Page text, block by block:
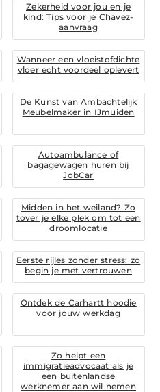
Zekerheid voor jou en je
kind: Tips voor je Chavez-
aanvraag
Wanneer een vloeistofdichte
vloer echt voordeel oplevert
De Kunst van Ambachtelijk
Meubelmaker in IJmuiden
Autoambulance of
bagagewagen huren bij
JobCar
Midden in het weiland? Zo
tover je elke plek om tot een
droomlocatie
Eerste rijles zonder stress: zo
begin je met vertrouwen
Ontdek de Carhartt hoodie
voor jouw werkdag
Zo helpt een
immigratieadvocaat als je
een buitenlandse
werknemer aan wil nemen